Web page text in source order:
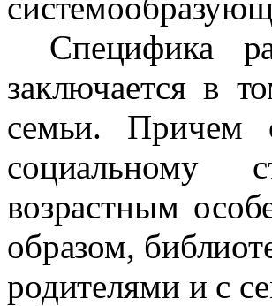
Специфика
заключается в
семьи. Причем
социальному
возрастным
образом,
родителями и с